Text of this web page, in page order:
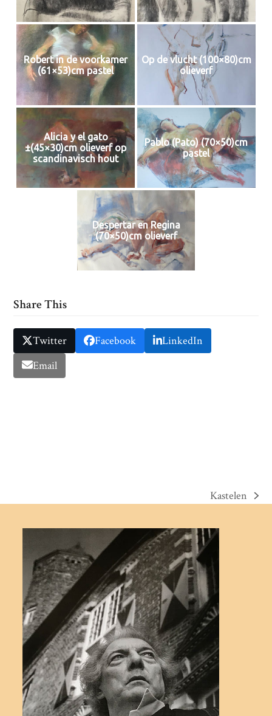
Robert in de voorkamer
(61×53)cm pastel
Op de vlucht (100×80)cm
olieverf
Alicia y el gato
±(45×30)cm olieverf op
scandinavisch hout
Pablo (Pato) (70×50)cm
pastel
Despertar en Regina
(70×50)cm olieverf
Share This
Twitter Facebook
LinkedIn
Email
next
Kastelen